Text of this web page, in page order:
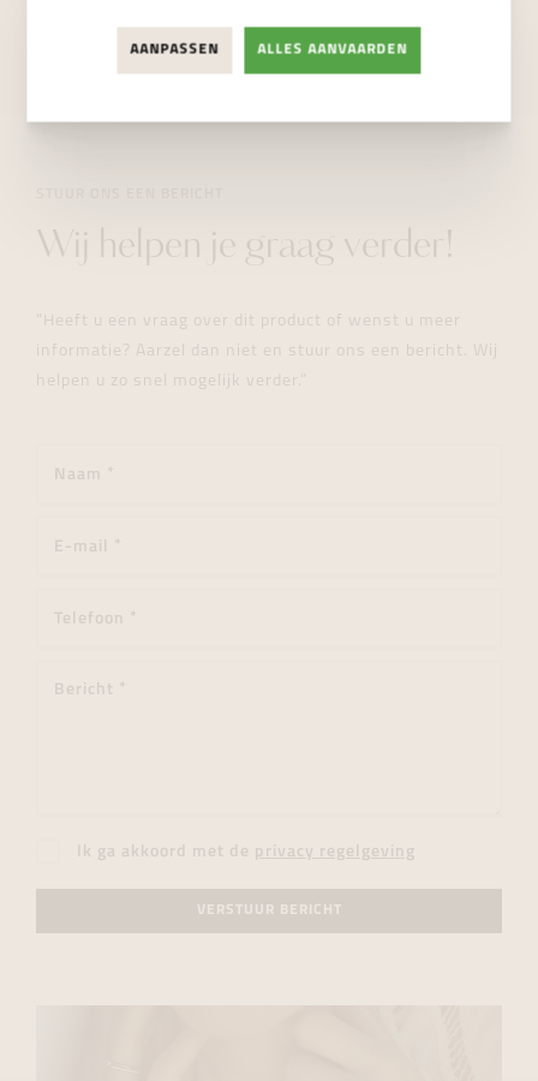
NIET BESCHIKBAAR
Wij helpen je graag verder!
"Heeft u een vraag over dit product of wenst u meer
informatie? Aarzel dan niet en stuur ons een bericht. Wij
helpen u zo snel mogelijk verder."
Ik ga akkoord met de privacy regelgeving
VERSTUUR BERICHT
AANPASSEN ALLES AANVAARDEN